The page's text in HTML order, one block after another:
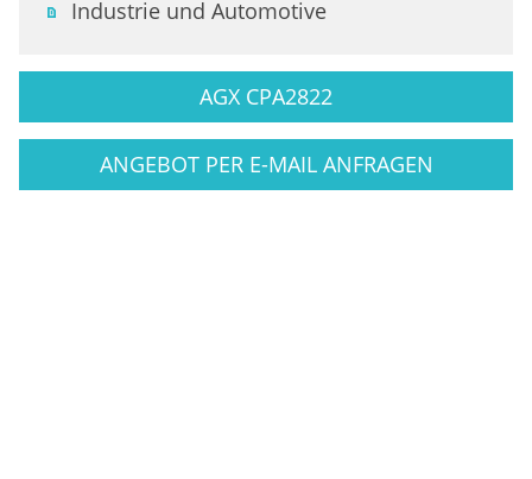
Industrie und Automotive
AGX CPA2822
ANGEBOT PER E-MAIL ANFRAGEN